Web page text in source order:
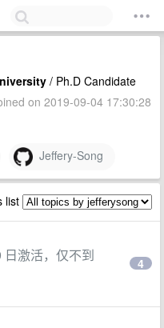
/ Ph.D Candidate
on 2019-09-04 17:30:28
Jeffery-Song
list
激活，仅不到
4